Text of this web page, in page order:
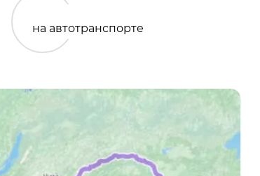
на автотранспорте